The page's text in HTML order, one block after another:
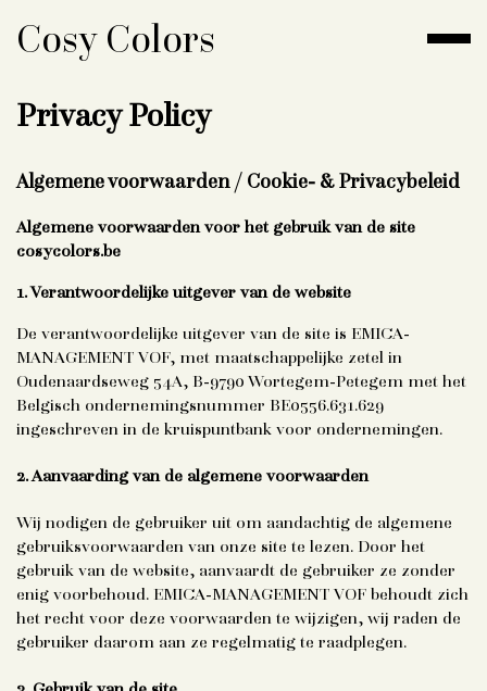
Cosy Colors
Privacy Policy
Algemene voorwaarden / Cookie- & Privacybeleid
Algemene voorwaarden voor het gebruik van de site
cosycolors.be
1. Verantwoordelijke uitgever van de website
De verantwoordelijke uitgever van de site is EMICA-
MANAGEMENT VOF, met maatschappelijke zetel in
Oudenaardseweg 54A, B-9790 Wortegem-Petegem met het
Belgisch ondernemingsnummer BE0556.631.629
ingeschreven in de kruispuntbank voor ondernemingen.
2. Aanvaarding van de algemene voorwaarden
Wij nodigen de gebruiker uit om aandachtig de algemene
gebruiksvoorwaarden van onze site te lezen. Door het
gebruik van de website, aanvaardt de gebruiker ze zonder
enig voorbehoud. EMICA-MANAGEMENT VOF behoudt zich
het recht voor deze voorwaarden te wijzigen, wij raden de
gebruiker daarom aan ze regelmatig te raadplegen.